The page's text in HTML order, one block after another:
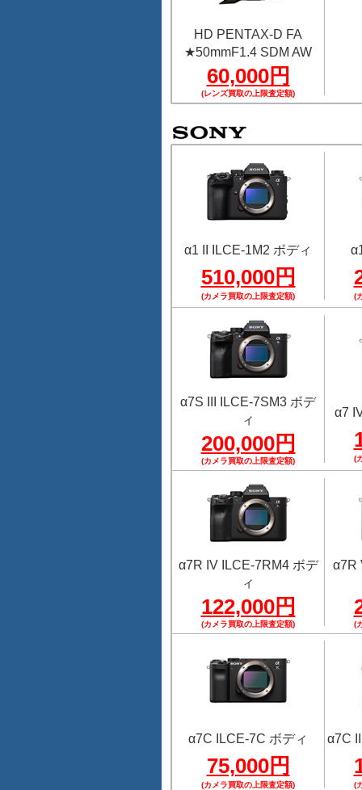
HD PENTAX-D FA
★50mmF1.4 SDM AW
60,000円
(レンズ買取の上限査定額)
α1 II ILCE-1M2 ボディ
510,000円
(カメラ買取の上限査定額) (
α7S III ILCE-7SM3 ボデ
ィ
200,000円
(カメラ買取の上限査定額)
α7
(
α7R IV ILCE-7RM4 ボデ
ィ
122,000円
(カメラ買取の上限査定額)
α7R
(
α7C ILCE-7C ボディ
75,000円
(カメラ買取の上限査定額)
α7C
(